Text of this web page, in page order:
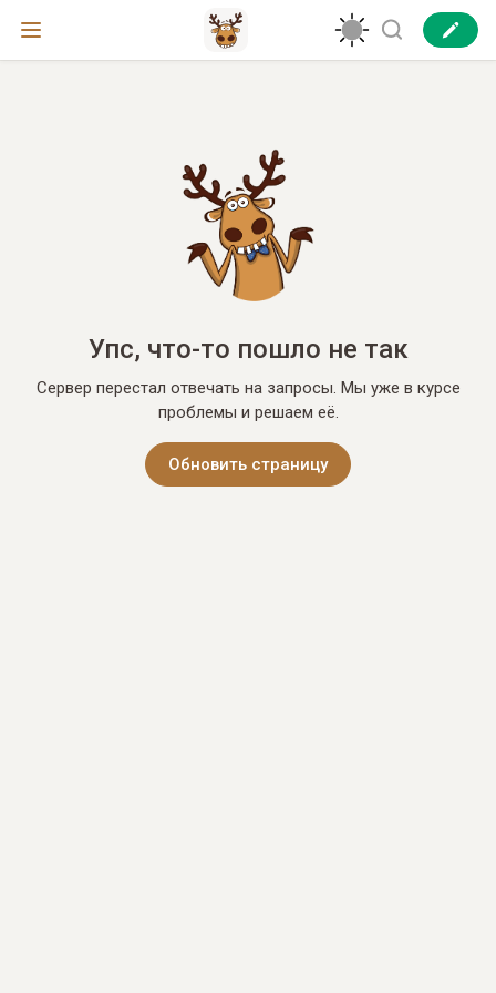
Упс, что-то пошло не так
Сервер перестал отвечать на запросы. Мы уже в курсе
проблемы и решаем её.
Обновить страницу